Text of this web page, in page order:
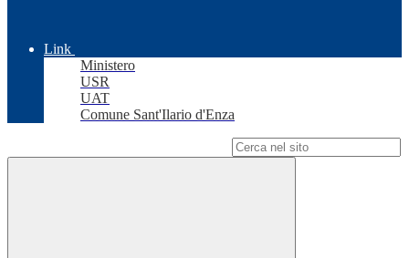
Link
Ministero
USR
UAT
Comune Sant'Ilario d'Enza